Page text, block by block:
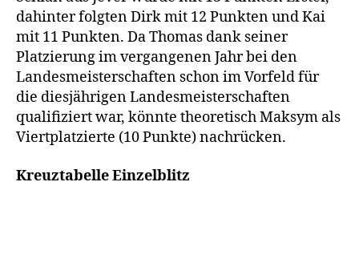
dahinter folgten Dirk mit 12 Punkten und Kai
mit 11 Punkten. Da Thomas dank seiner
Platzierung im vergangenen Jahr bei den
Landesmeisterschaften schon im Vorfeld für
die diesjährigen Landesmeisterschaften
qualifiziert war, könnte theoretisch Maksym als
Viertplatzierte (10 Punkte) nachrücken.
Kreuztabelle Einzelblitz